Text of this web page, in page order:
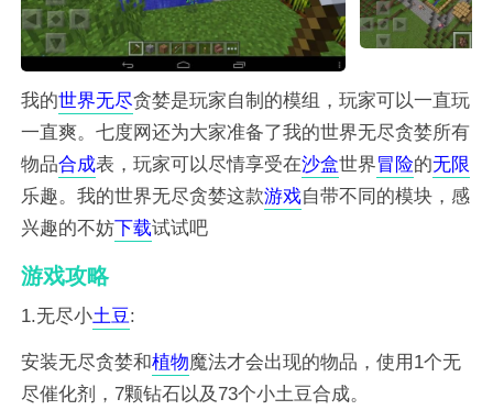
我的世界无尽贪婪是玩家自制的模组，玩家可以一直玩
一直爽。七度网还为大家准备了我的世界无尽贪婪所有
物品合成表，玩家可以尽情享受在沙盒世界冒险的无限
乐趣。我的世界无尽贪婪这款游戏自带不同的模块，感
兴趣的不妨下载试试吧
游戏攻略
1.无尽小土豆:
安装无尽贪婪和植物魔法才会出现的物品，使用1个无
尽催化剂，7颗钻石以及73个小土豆合成。